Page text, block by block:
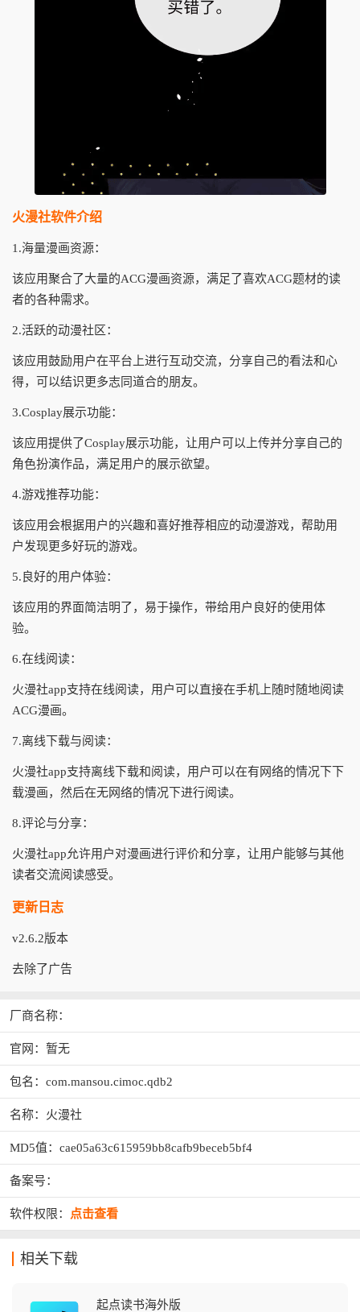
火漫社软件介绍
1.海量漫画资源：
该应用聚合了大量的ACG漫画资源，满足了喜欢ACG题材的读
者的各种需求。
2.活跃的动漫社区：
该应用鼓励用户在平台上进行互动交流，分享自己的看法和心
得，可以结识更多志同道合的朋友。
3.Cosplay展示功能：
该应用提供了Cosplay展示功能，让用户可以上传并分享自己的
角色扮演作品，满足用户的展示欲望。
4.游戏推荐功能：
该应用会根据用户的兴趣和喜好推荐相应的动漫游戏，帮助用
户发现更多好玩的游戏。
5.良好的用户体验：
该应用的界面简洁明了，易于操作，带给用户良好的使用体
验。
6.在线阅读：
火漫社app支持在线阅读，用户可以直接在手机上随时随地阅读
ACG漫画。
7.离线下载与阅读：
火漫社app支持离线下载和阅读，用户可以在有网络的情况下下
载漫画，然后在无网络的情况下进行阅读。
8.评论与分享：
火漫社app允许用户对漫画进行评价和分享，让用户能够与其他
读者交流阅读感受。
更新日志
v2.6.2版本
去除了广告
厂商名称：
官网：暂无
包名：com.mansou.cimoc.qdb2
名称：火漫社
MD5值：cae05a63c615959bb8cafb9beceb5bf4
备案号：
软件权限： 点击查看
相关下载
起点读书海外版